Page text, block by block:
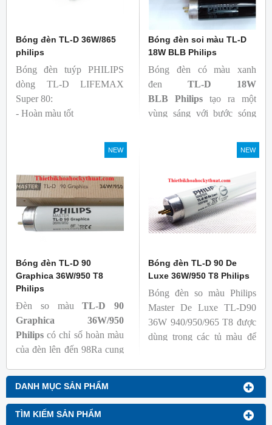
DANH MỤC SẢN PHẨM
TÌM KIẾM SẢN PHẨM
Bóng đèn TL-D 36W/865
philips
Bóng đèn tuýp PHILIPS
dòng TL-D LIFEMAX
Super 80:
- Hoàn màu tốt
cả ban đầu và trong suốt
tuổi thọ của bóng đèn, với
thông cao
- Tạo ra từ màu trắng ấm
đến ánh sáng ban ngày mát
mẻ
Bóng đèn soi màu TL-D
18W BLB Philips
Bóng đèn có màu xanh
đen TL-D 18W
BLB
Philips tạo ra một
vùng sáng với bước sóng
sắc trực quan. Giúp người
dùng có thể phát hiện và
và keo trong sản phẩm.
NEW
Bóng đèn TL-D 90
Graphica 36W/950 T8
Philips
Đèn so màu TL-D 90
Graphica 36W/950
Philips có chỉ số hoàn màu
của đèn lên đến 98Ra cung
gần với ánh sáng tự nhiên
giúp các sự vật hiện lên một
cách rõ ràng, đạt chuẩn màu
NEW
Bóng đèn TL-D 90 De
Luxe 36W/950 T8 Philips
Bóng đèn so màu Philips
Master De Luxe TL-D90
36W 940/950/965 T8 được
dùng trong các tủ màu để
nguồn sáng khác nhau, với
nguồn sáng trung thực, đảm
bảo chất lượng mẫu mã, sản